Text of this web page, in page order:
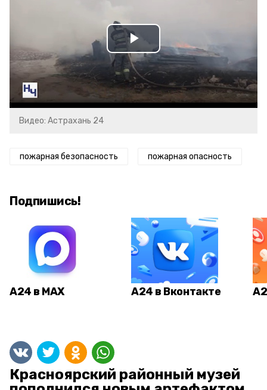
Play
Video
Видео: Астрахань 24
пожарная безопасность пожарная опасность
Подпишись!
А24 в MAX А24 в Вконтакте
Красноярский районный музей